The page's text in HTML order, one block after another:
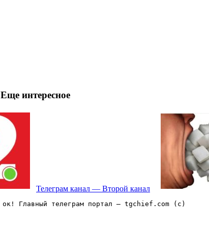
Еще интересное
Телеграм канал — Второй канал